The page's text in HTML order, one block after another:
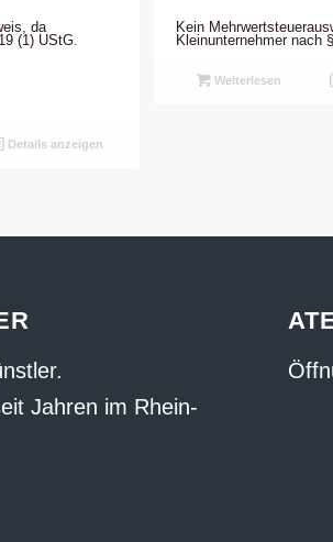
da
(1) UStG.
Details anzeigen
Kein
Kleinunternehmer nach
Weiterlesen
Jahren im Rhein-